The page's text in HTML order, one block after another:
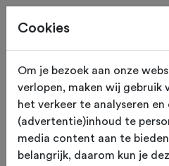
TRAINING Gewijzigd op 5
7x Tips
Cookies
Om je bezoek aan onze
verlopen, maken wij gebruik
het verkeer te analyseren en
(advertentie)inhoud te
media content aan te
belangrijk, daarom kun je